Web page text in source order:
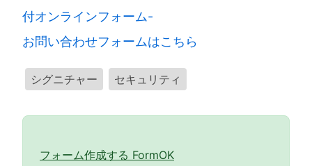
付オンラインフォーム-
お問い合わせフォームはこちら
シグニチャー セキュリティ
フォーム作成する FormOK